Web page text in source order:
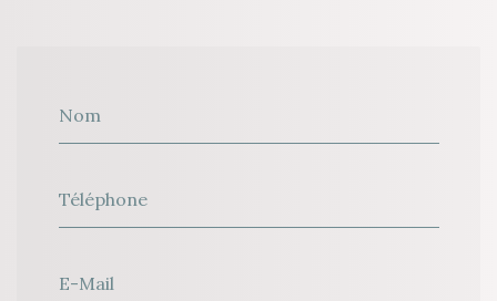
Nom
Téléphone
E-Mail